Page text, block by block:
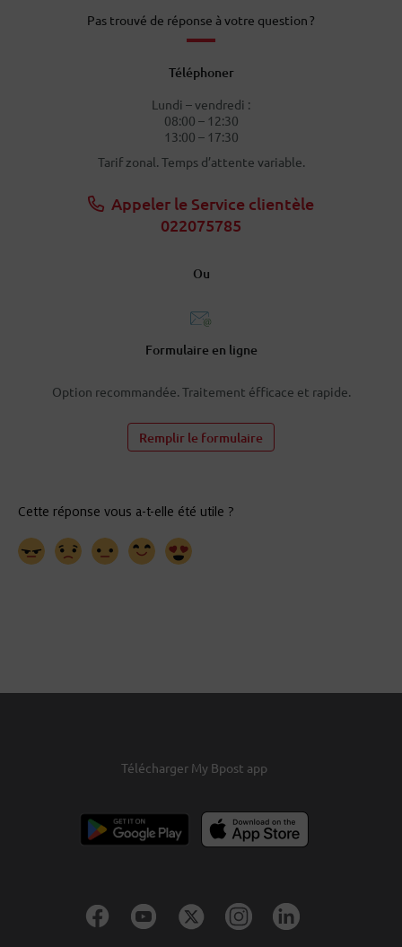
Pas trouvé de réponse à votre question ?
Téléphoner
Lundi – vendredi :
08:00 – 12:30
13:00 – 17:30
Tarif zonal. Temps d’attente variable.
Appeler le Service clientèle
022075785
Ou
Formulaire en ligne
Option recommandée. Traitement éfficace et rapide.
Remplir le formulaire
Télécharger My Bpost app